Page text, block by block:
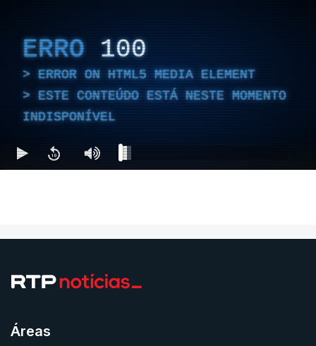
ERRO 100
ERROR ON HTML5 MEDIA ELEMENT
ESTE CONTEÚDO ESTÁ NESTE MOMENTO
INDISPONÍVEL
Áreas